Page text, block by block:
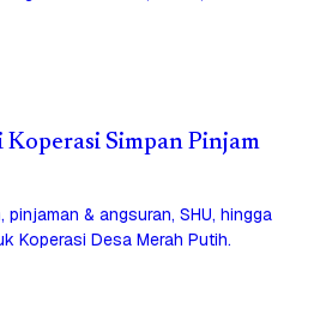
Koperasi Simpan Pinjam
& angsuran, SHU, hingga
Koperasi Desa Merah Putih.